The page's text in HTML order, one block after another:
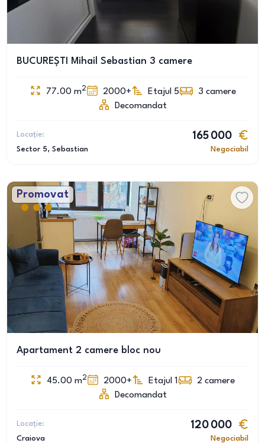
BUCUREȘTI Mihail Sebastian 3 camere
77.00 m2 2000+ Etajul 5 3 camere
Decomandat
Locație:
Sector 5, Sebastian
165 000
Negociabil
Promovat
Apartament 2 camere bloc nou
45.00 m2 2000+ Etajul 1 2 camere
Decomandat
Locație:
Craiova
120 000
Negociabil